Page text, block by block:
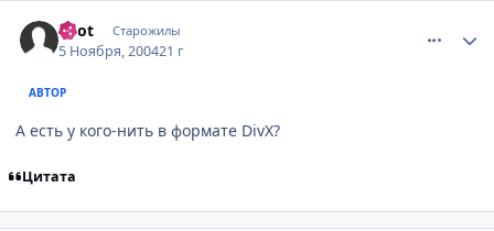
enot Старожилы
5 Ноября, 200421 г
АВТОР
А есть у кого-нить в формате DivX?
Цитата